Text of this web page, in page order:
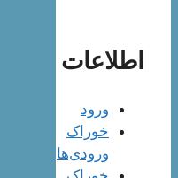
اطلاعات
ورود
خوراک
ورودی‌ها